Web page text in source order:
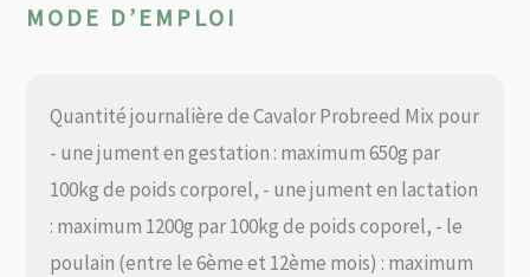
MODE D’EMPLOI
Quantité journalière de Cavalor Probreed Mix pour
- une jument en gestation : maximum 650g par
100kg de poids corporel, - une jument en lactation
: maximum 1200g par 100kg de poids coporel, - le
poulain (entre le 6ème et 12ème mois) : maximum